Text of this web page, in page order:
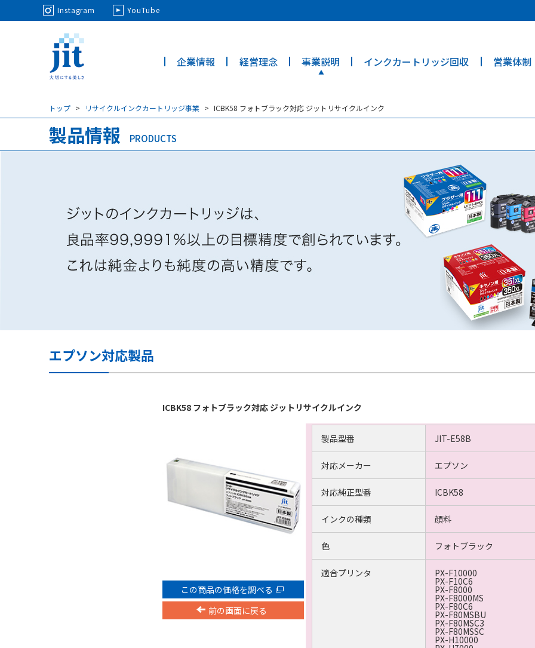
式会社
企業情報 経営理念 事業説明 インクカートリッジ回収 営業体制
Instagram YouTube
トップ リサイクルインクカートリッジ事業 ICBK58 フォトブラック対応 ジットリサイクルインク
製品情報 PRODUCTS
エプソン対応製品
ICBK58 フォトブラック対応 ジットリサイクルインク
この商品の価格を調べる
前の画面に戻る
製品型番 JIT-E58B
対応メーカー エプソン
対応純正型番 ICBK58
インクの種類 顔料
色 フォトブラック
適合プリンタ PX-F10000
PX-F10C6
PX-F8000
PX-F8000MS
PX-F80C6
PX-F80MSBU
PX-F80MSC3
PX-F80MSSC
PX-H10000
May we use cookies to track your activities? We take your privacy very seriously. Please see our privacy